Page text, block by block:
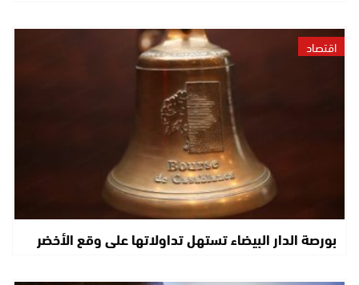
اقتصاد
بورصة الدار البيضاء تستهل تداولاتها على وقع الأخضر